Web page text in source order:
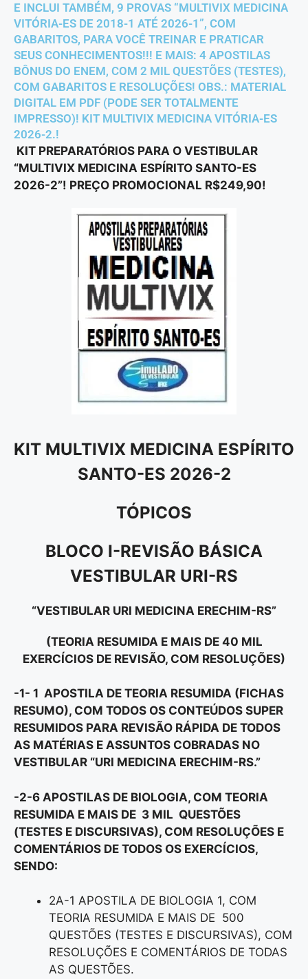
E INCLUI TAMBÉM, 9 PROVAS “MULTIVIX MEDICINA
VITÓRIA-ES DE 2018-1 ATÉ 2026-1”, COM
GABARITOS, PARA VOCÊ TREINAR E PRATICAR
SEUS CONHECIMENTOS!!! E MAIS: 4 APOSTILAS
BÔNUS DO ENEM, COM 2 MIL QUESTÕES (TESTES),
COM GABARITOS E RESOLUÇÕES! OBS.: MATERIAL
DIGITAL EM PDF (PODE SER TOTALMENTE
IMPRESSO)! KIT MULTIVIX MEDICINA VITÓRIA-ES
2026-2.!
KIT PREPARATÓRIOS PARA O VESTIBULAR
“MULTIVIX MEDICINA ESPÍRITO SANTO-ES
2026-2”! PREÇO PROMOCIONAL R$249,90!
KIT MULTIVIX MEDICINA ESPÍRITO
SANTO-ES 2026-2
TÓPICOS
BLOCO I-REVISÃO BÁSICA
VESTIBULAR URI-RS
“VESTIBULAR URI MEDICINA ERECHIM-RS”
(TEORIA RESUMIDA E MAIS DE 40 MIL
EXERCÍCIOS DE REVISÃO, COM RESOLUÇÕES)
-1- 1 APOSTILA DE TEORIA RESUMIDA (FICHAS
RESUMO), COM TODOS OS CONTEÚDOS SUPER
RESUMIDOS PARA REVISÃO RÁPIDA DE TODOS
AS MATÉRIAS E ASSUNTOS COBRADAS NO
VESTIBULAR “URI MEDICINA ERECHIM-RS.”
-2-6 APOSTILAS DE BIOLOGIA, COM TEORIA
RESUMIDA E MAIS DE 3 MIL QUESTÕES
(TESTES E DISCURSIVAS), COM RESOLUÇÕES E
COMENTÁRIOS DE TODOS OS EXERCÍCIOS,
SENDO:
2A-1 APOSTILA DE BIOLOGIA 1, COM
TEORIA RESUMIDA E MAIS DE 500
QUESTÕES (TESTES E DISCURSIVAS), COM
RESOLUÇÕES E COMENTÁRIOS DE TODAS
AS QUESTÕES.